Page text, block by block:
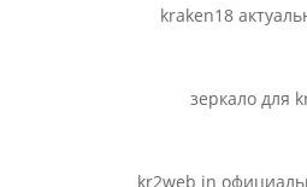
kraken18
зеркало для
kr2web in